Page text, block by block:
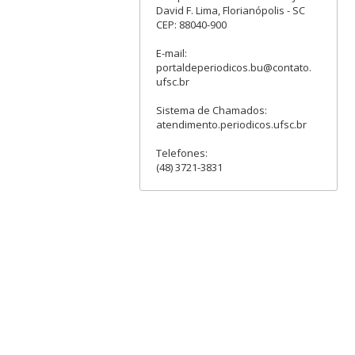
David F. Lima, Florianópolis - SC
CEP: 88040-900
E-mail:
portaldeperiodicos.bu@contato.
ufsc.br
Sistema de Chamados:
atendimento.periodicos.ufsc.br
Telefones:
(48) 3721-3831